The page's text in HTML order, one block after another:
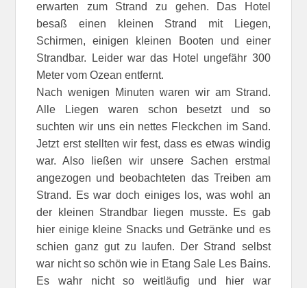
erwarten zum Strand zu gehen. Das Hotel
besaß einen kleinen Strand mit Liegen,
Schirmen, einigen kleinen Booten und einer
Strandbar. Leider war das Hotel ungefähr 300
Meter vom Ozean entfernt.
Nach wenigen Minuten waren wir am Strand.
Alle Liegen waren schon besetzt und so
suchten wir uns ein nettes Fleckchen im Sand.
Jetzt erst stellten wir fest, dass es etwas windig
war. Also ließen wir unsere Sachen erstmal
angezogen und beobachteten das Treiben am
Strand. Es war doch einiges los, was wohl an
der kleinen Strandbar liegen musste. Es gab
hier einige kleine Snacks und Getränke und es
schien ganz gut zu laufen. Der Strand selbst
war nicht so schön wie in Etang Sale Les Bains.
Es wahr nicht so weitläufig und hier war